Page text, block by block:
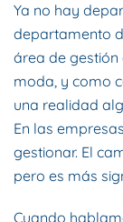
Ya no hay
departamento
área de
moda, y como
una realidad
En las
gestionar. El
pero es más
Cuando